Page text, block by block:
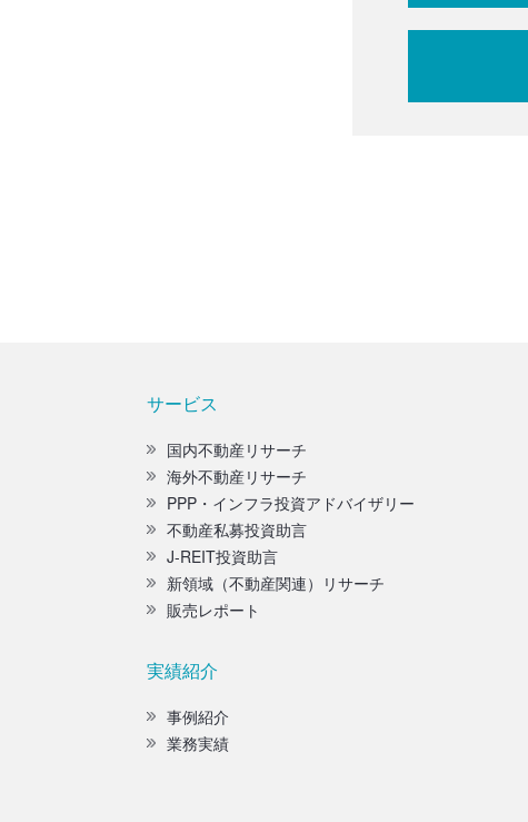
サービス
国内不動産リサーチ
海外不動産リサーチ
PPP・インフラ投資アドバイザリー
不動産私募投資助言
J-REIT投資助言
新領域（不動産関連）リサーチ
販売レポート
実績紹介
事例紹介
業務実績